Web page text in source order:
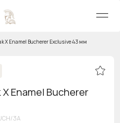
X Enamel Bucherer Exclusive 43 мм
Enamel Bucherer
3A